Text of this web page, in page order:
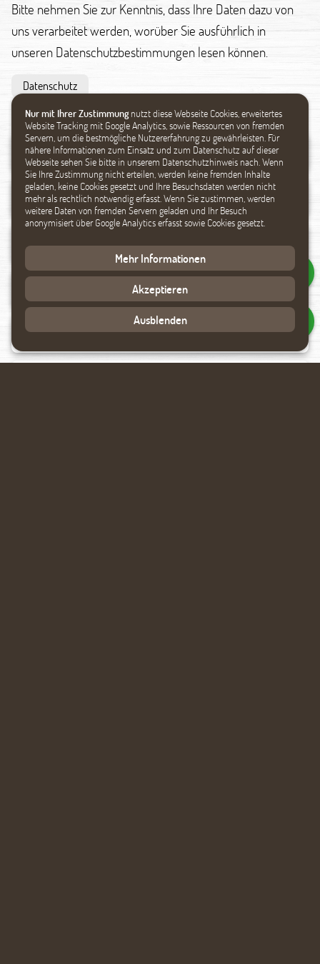
Nur mit Ihrer Zustimmung nutzt diese Webseite Cookies, erweitertes
Website Tracking mit Google Analytics, sowie Ressourcen von fremden
Servern, um die bestmögliche Nutzererfahrung zu gewährleisten. Für
nähere Informationen zum Einsatz und zum Datenschutz auf dieser
Webseite sehen Sie bitte in unserem Datenschutzhinweis nach. Wenn
Sie Ihre Zustimmung nicht erteilen, werden keine fremden Inhalte
geladen, keine Cookies gesetzt und Ihre Besuchsdaten werden nicht
mehr als rechtlich notwendig erfasst. Wenn Sie zustimmen, werden
weitere Daten von fremden Servern geladen und Ihr Besuch
anonymisiert über Google Analytics erfasst sowie Cookies gesetzt.
Mehr Informationen
Akzeptieren
Ausblenden
Bitte nehmen Sie zur Kenntnis, dass Ihre Daten dazu von
uns verarbeitet werden, worüber Sie ausführlich in
unseren Datenschutzbestimmungen lesen können.
Datenschutz